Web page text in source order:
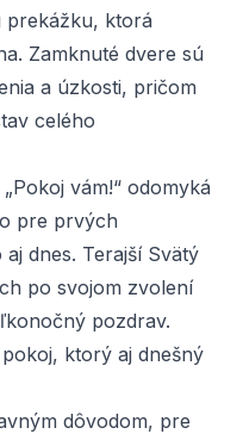
prekážku, ktorá
Zamknuté dvere sú
a úzkosti, pričom
celého
vám!“ odomyká
pre prvých
dnes. Terajší Svätý
po svojom zvolení
pozdrav.
ktorý aj dnešný
dôvodom, pre